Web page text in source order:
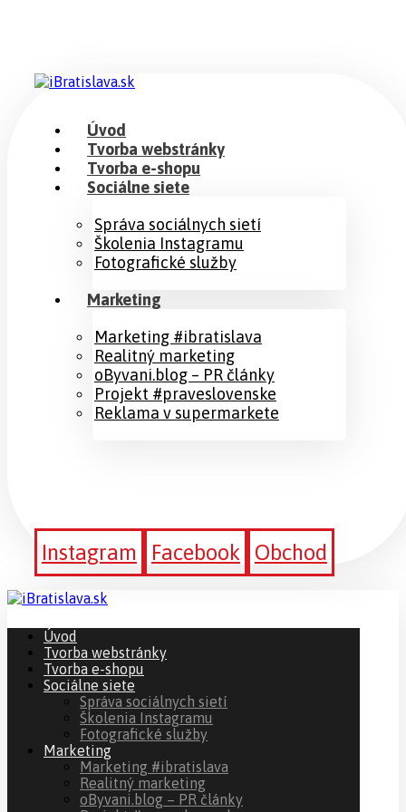
Úvod
Tvorba webstránky
Tvorba e-shopu
Sociálne siete
Správa sociálnych sietí
Školenia Instagramu
Fotografické služby
Marketing
Marketing #ibratislava
Realitný marketing
oByvani.blog – PR články
Projekt #praveslovenske
Reklama v supermarkete
Instagram Facebook Obchod
Úvod
Tvorba webstránky
Tvorba e-shopu
Sociálne siete
Správa sociálnych sietí
Školenia Instagramu
Fotografické služby
Marketing
Marketing #ibratislava
Realitný marketing
oByvani.blog – PR články